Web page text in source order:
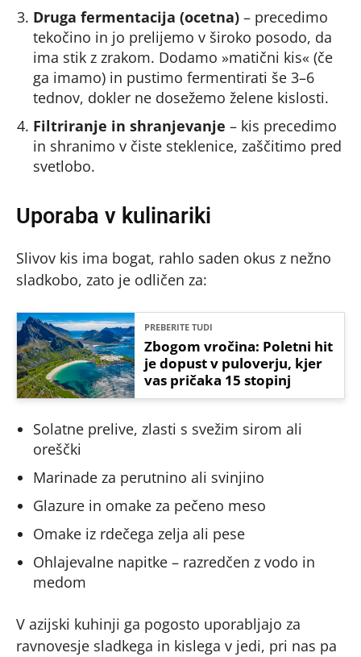
Druga fermentacija (ocetna) – precedimo
tekočino in jo prelijemo v široko posodo, da
ima stik z zrakom. Dodamo »matični kis« (če
ga imamo) in pustimo fermentirati še 3–6
tednov, dokler ne dosežemo želene kislosti.
Filtriranje in shranjevanje – kis precedimo
in shranimo v čiste steklenice, zaščitimo pred
svetlobo.
Uporaba v kulinariki
Slivov kis ima bogat, rahlo saden okus z nežno
sladkobo, zato je odličen za:
PREBERITE TUDI
Zbogom vročina: Poletni hit
je dopust v puloverju, kjer
vas pričaka 15 stopinj
Solatne prelive, zlasti s svežim sirom ali
oreščki
Marinade za perutnino ali svinjino
Glazure in omake za pečeno meso
Omake iz rdečega zelja ali pese
Ohlajevalne napitke – razredčen z vodo in
medom
V azijski kuhinji ga pogosto uporabljajo za
ravnovesje sladkega in kislega v jedi, pri nas pa